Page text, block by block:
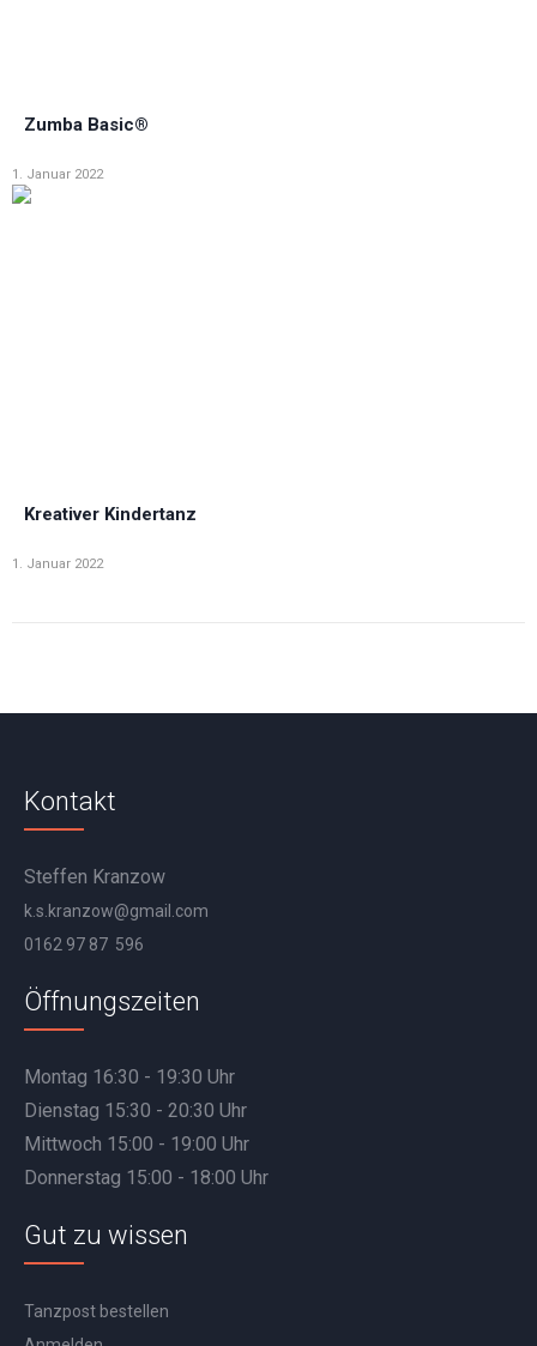
Zumba Basic®
1. Januar 2022
Kreativer Kindertanz
1. Januar 2022
Kontakt
Steffen Kranzow
k.s.kranzow@gmail.com
0162 97 87 596
Öffnungszeiten
Montag 16:30 - 19:30 Uhr
Dienstag 15:30 - 20:30 Uhr
Mittwoch 15:00 - 19:00 Uhr
Donnerstag 15:00 - 18:00 Uhr
Gut zu wissen
Tanzpost bestellen